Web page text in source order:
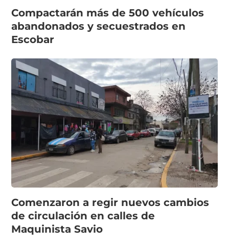
Compactarán más de 500 vehículos
abandonados y secuestrados en
Escobar
Comenzaron a regir nuevos cambios
de circulación en calles de
Maquinista Savio